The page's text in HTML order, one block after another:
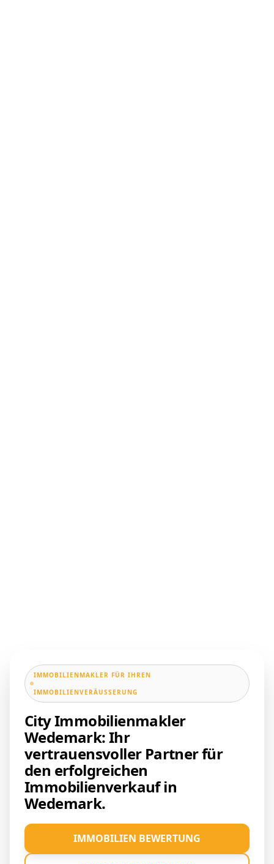
IMMOBILIENMAKLER FÜR IHREN
IMMOBILIENVERÄUSSERUNG
City Immobilienmakler
Wedemark: Ihr
vertrauensvoller Partner für
den erfolgreichen
Immobilienverkauf in
Wedemark.
IMMOBILIEN BEWERTUNG